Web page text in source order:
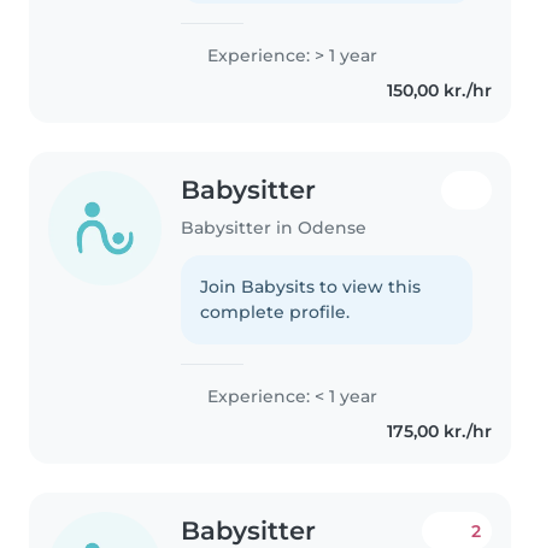
Experience: > 1 year
150,00 kr./hr
Babysitter
Babysitter in Odense
Join Babysits to view this
complete profile.
Experience: < 1 year
175,00 kr./hr
Babysitter 2